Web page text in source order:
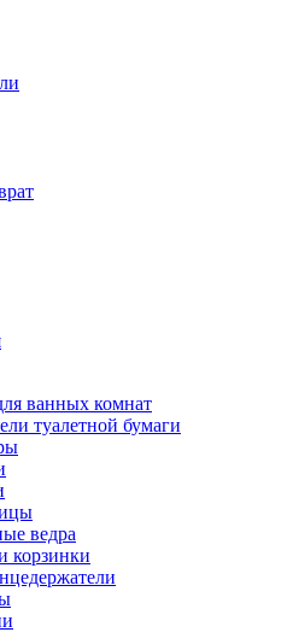
ванных комнат
туалетной бумаги
ведра
корзинки